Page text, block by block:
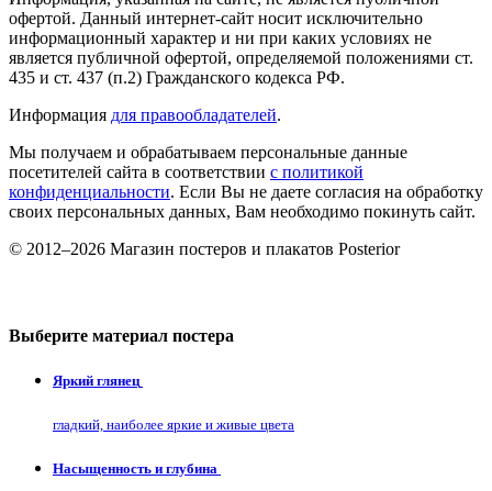
офертой. Данный интернет-сайт носит исключительно
информационный характер и ни при каких условиях не
является публичной офертой, определяемой положениями ст.
435 и ст. 437 (п.2) Гражданского кодекса РФ.
Информация для правообладателей.
Мы получаем и обрабатываем персональные данные
посетителей сайта в соответствии с политикой
конфиденциальности. Если Вы не даете согласия на обработку
своих персональных данных, Вам необходимо покинуть сайт.
© 2012–2026 Магазин постеров и плакатов Posterior
Выберите материал постера
Яркий глянец
гладкий, наиболее яркие и живые цвета
Насыщенность и глубина